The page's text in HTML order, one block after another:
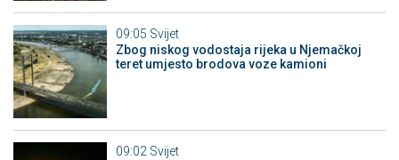
09:05 Svijet
Zbog niskog vodostaja rijeka u Njemačkoj
teret umjesto brodova voze kamioni
09:02 Svijet